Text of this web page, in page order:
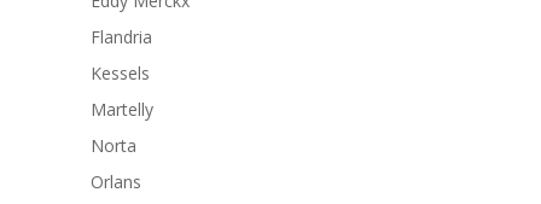
Flandria
Kessels
Martelly
Norta
Orlans